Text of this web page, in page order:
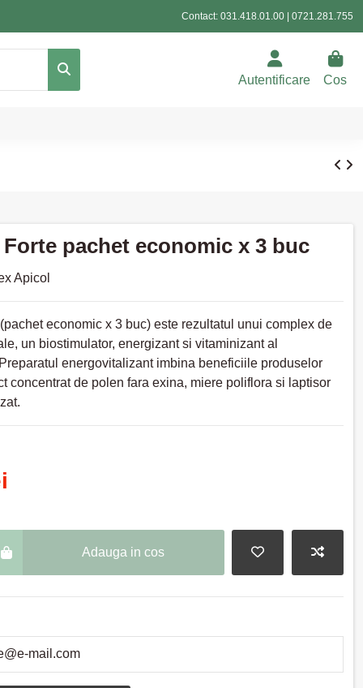
Contact: 031.418.01.00 0721.281.755
Autentificare Cos
pachet economic x 3 buc
Apicol
economic x 3 buc) este rezultatul unui complex de
un biostimulator, energizant si vitaminizant al
energovitalizant imbina beneficiile produselor
concentrat de polen fara exina, miere poliflora si laptisor
Adauga in cos